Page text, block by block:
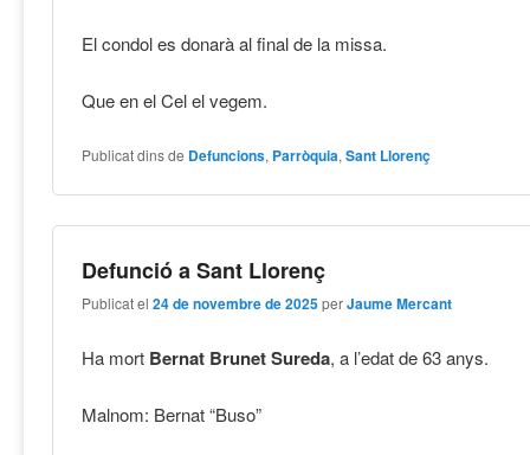
El condol es donarà al final de la missa.
Que en el Cel el vegem.
Publicat dins de Defuncions, Parròquia,Sant Llorenç
Defunció a Sant Llorenç
Publicat el24 de novembre de 2025 perJaume Mercant
Ha mort Bernat Brunet Sureda, a l’edat de 63 anys.
Malnom: Bernat “Buso”